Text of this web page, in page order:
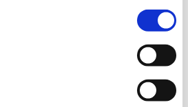
sciences humaines et sociales, les
depuis leur création en 1976
et des idées